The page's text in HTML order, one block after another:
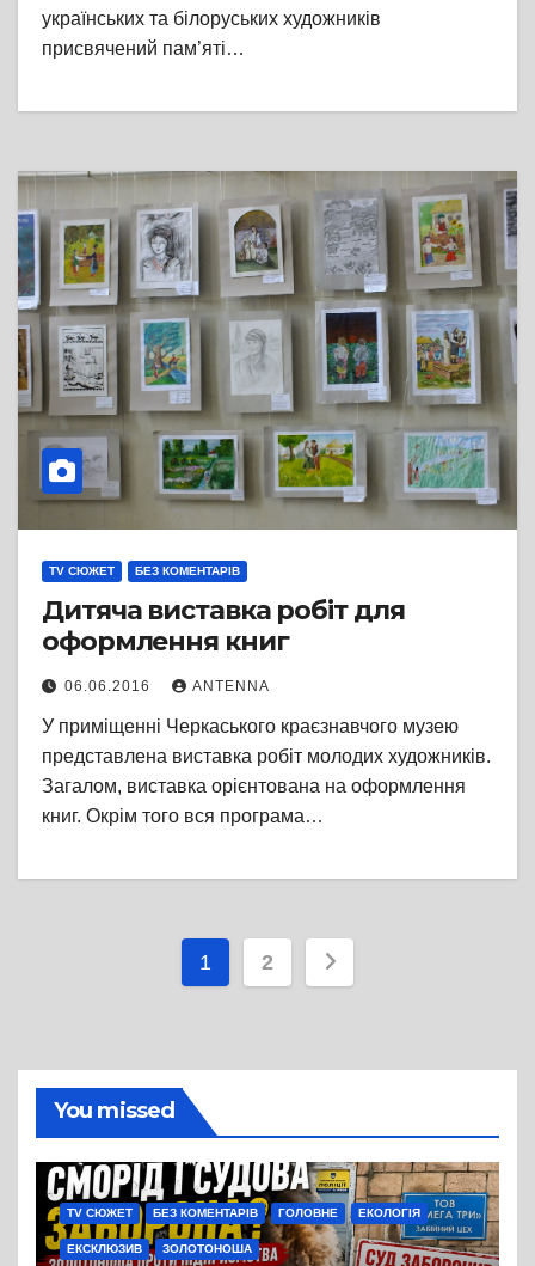
українських та білоруських художників
присвячений пам’яті…
TV СЮЖЕТ БЕЗ КОМЕНТАРІВ
Дитяча виставка робіт для
оформлення книг
06.06.2016 ANTENNA
У приміщенні Черкаського краєзнавчого музею
представлена виставка робіт молодих художників.
Загалом, виставка орієнтована на оформлення
книг. Окрім того вся програма…
Пагінація
1 2
You missed
TV СЮЖЕТ БЕЗ КОМЕНТАРІВ ГОЛОВНЕ ЕКОЛОГІЯ
ЕКСКЛЮЗИВ ЗОЛОТОНОША